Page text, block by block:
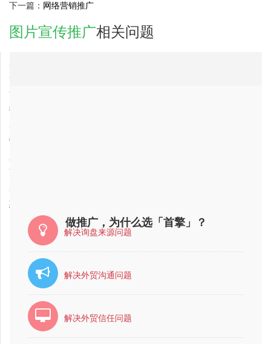
下一篇： 网络营销推广
图片宣传推广相关问题
云浮市图片宣传推广网络推广公司排行
池州市图片宣传推广公司最好的是哪家？
抚州市图片宣传推广公司最好的是哪家？
巢湖市图片宣传推广公司最有实力的公司是哪家？
营口市图片宣传推广公司最有实力的？
商洛市图片宣传推广公司哪家比较好？比较靠谱？
巢湖市图片宣传推广公司哪家比较好？比较靠谱？
惠州市图片宣传推广公司最好的是哪家？
做推广，为什么选「首擎」？
解决询盘来源问题
解决外贸沟通问题
解决外贸信任问题